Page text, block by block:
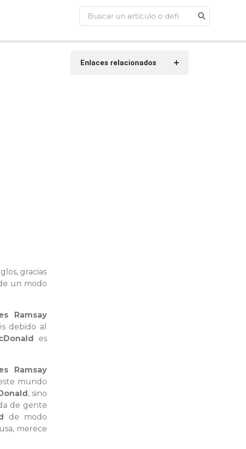
gracias
un modo
Ramsay
debido al
es
Ramsay
mundo
, sino
de gente
de modo
merece
Enlaces relacionados